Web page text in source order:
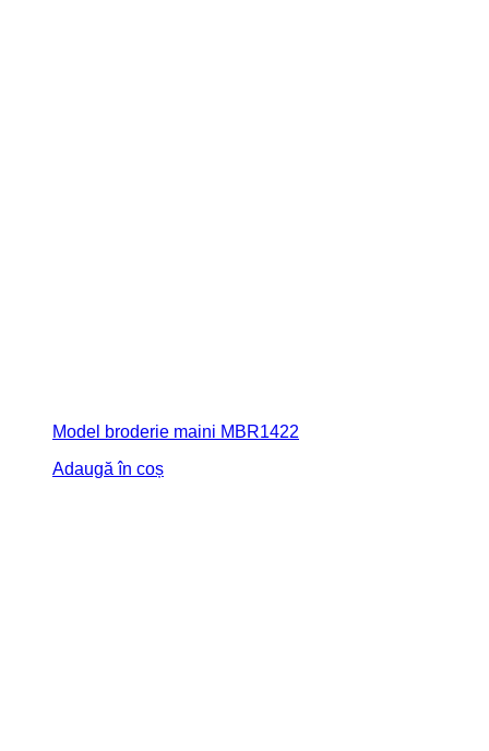
Model broderie maini MBR1422
Adaugă în coș